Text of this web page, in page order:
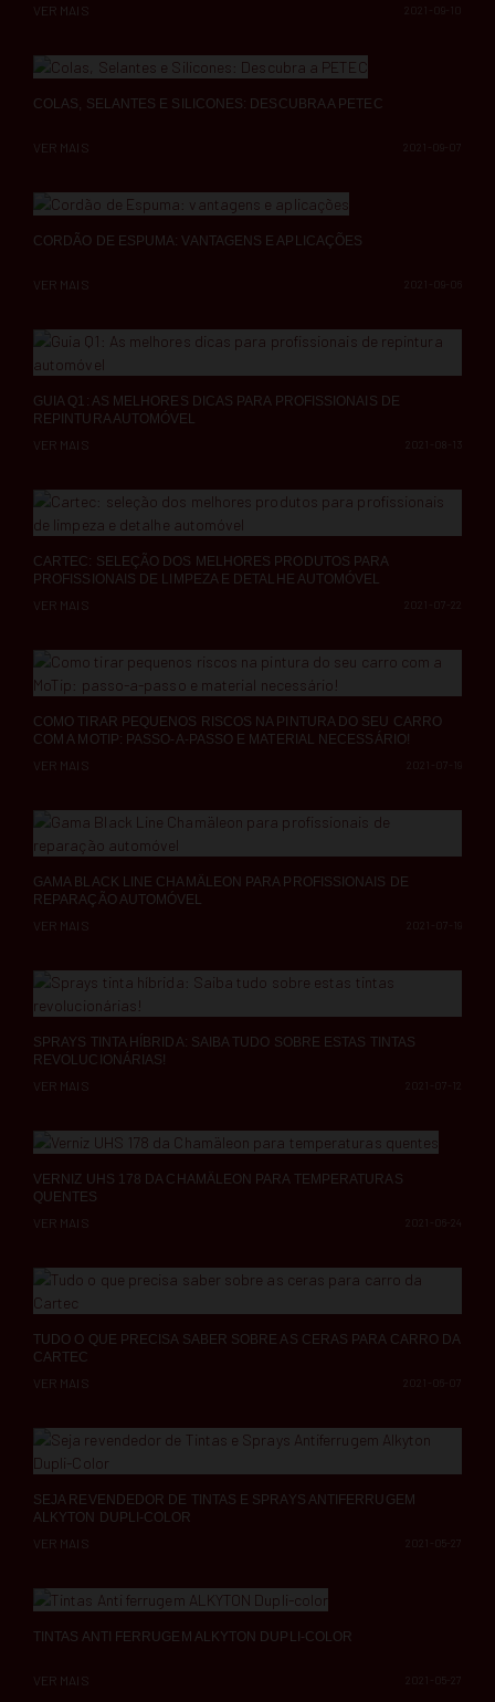
VER MAIS
COLAS, SELANTES E SILICONES: DESCUBRA A PETEC
2021-09-07
VER MAIS
CORDÃO DE ESPUMA: VANTAGENS E APLICAÇÕES
VER MAIS
GUIA Q1: AS MELHORES DICAS PARA PROFISSIONAIS DE
REPINTURA AUTOMÓVEL
2021-08-13
VER MAIS
CARTEC: SELEÇÃO DOS MELHORES PRODUTOS PARA
PROFISSIONAIS DE LIMPEZA E DETALHE AUTOMÓVEL
2021-07-22
VER MAIS
COMO TIRAR PEQUENOS RISCOS NA PINTURA DO SEU CARRO
COM A MOTIP: PASSO-A-PASSO E MATERIAL NECESSÁRIO!
2021-07-19
VER MAIS
GAMA BLACK LINE CHAMÄLEON PARA PROFISSIONAIS DE
REPARAÇÃO AUTOMÓVEL
2021-07-19
VER MAIS
SPRAYS TINTA HÍBRIDA: SAIBA TUDO SOBRE ESTAS TINTAS
REVOLUCIONÁRIAS!
2021-07-12
VER MAIS
VERNIZ UHS 178 DA CHAMÄLEON PARA TEMPERATURAS
QUENTES
2021-06-24
VER MAIS
TUDO O QUE PRECISA SABER SOBRE AS CERAS PARA CARRO DA
CARTEC
2021-06-07
VER MAIS
SEJA REVENDEDOR DE TINTAS E SPRAYS ANTIFERRUGEM
ALKYTON DUPLI-COLOR
2021-05-27
VER MAIS
TINTAS ANTI FERRUGEM ALKYTON DUPLI-COLOR
2021-05-27
VER MAIS